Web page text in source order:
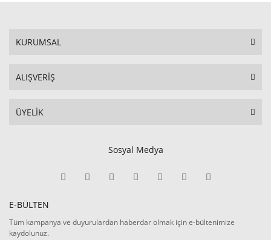
KURUMSAL
ALIŞVERİŞ
ÜYELİK
Sosyal Medya
E-BÜLTEN
Tüm kampanya ve duyurulardan haberdar olmak için e-bültenimize
kaydolunuz.